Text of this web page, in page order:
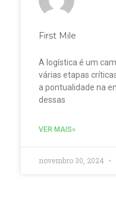
First Mile
A logística é um
várias etapas
a pontualidade na
dessas
VER MAIS»
novembro 30, 2024